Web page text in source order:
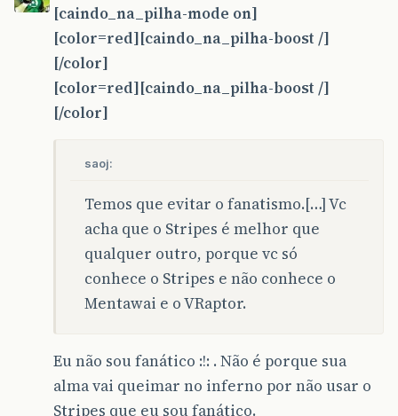
[caindo_na_pilha-mode on]
[color=red][caindo_na_pilha-boost /]
[/color]
[color=red][caindo_na_pilha-boost /]
[/color]
saoj:
Temos que evitar o fanatismo.[…] Vc
acha que o Stripes é melhor que
qualquer outro, porque vc só
conhece o Stripes e não conhece o
Mentawai e o VRaptor.
Eu não sou fanático :!: . Não é porque sua
alma vai queimar no inferno por não usar o
Stripes que eu sou fanático.